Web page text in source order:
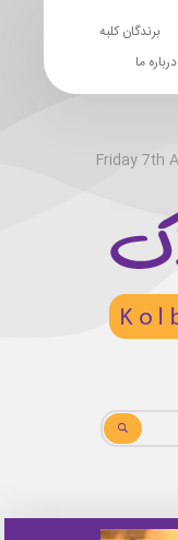
برندگان کلبه
درباره ما